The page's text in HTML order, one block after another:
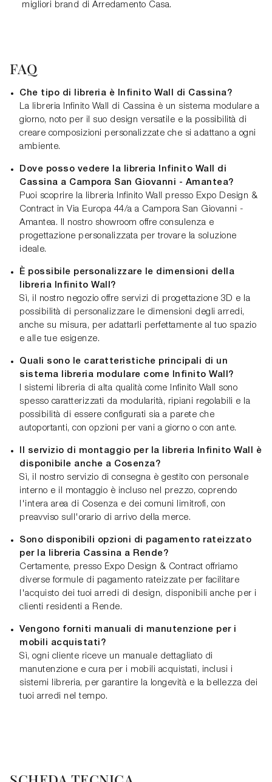
migliori brand di Arredamento Casa.
FAQ
Che tipo di libreria è Infinito Wall di Cassina?
La libreria Infinito Wall di Cassina è un sistema modulare a
giorno, noto per il suo design versatile e la possibilità di
creare composizioni personalizzate che si adattano a ogni
ambiente.
Dove posso vedere la libreria Infinito Wall di
Cassina a Campora San Giovanni - Amantea?
Puoi scoprire la libreria Infinito Wall presso Expo Design &
Contract in Via Europa 44/a a Campora San Giovanni -
Amantea. Il nostro showroom offre consulenza e
progettazione personalizzata per trovare la soluzione
ideale.
È possibile personalizzare le dimensioni della
libreria Infinito Wall?
Sì, il nostro negozio offre servizi di progettazione 3D e la
possibilità di personalizzare le dimensioni degli arredi,
anche su misura, per adattarli perfettamente al tuo spazio
e alle tue esigenze.
Quali sono le caratteristiche principali di un
sistema libreria modulare come Infinito Wall?
I sistemi libreria di alta qualità come Infinito Wall sono
spesso caratterizzati da modularità, ripiani regolabili e la
possibilità di essere configurati sia a parete che
autoportanti, con opzioni per vani a giorno o con ante.
Il servizio di montaggio per la libreria Infinito Wall è
disponibile anche a Cosenza?
Sì, il nostro servizio di consegna è gestito con personale
interno e il montaggio è incluso nel prezzo, coprendo
l'intera area di Cosenza e dei comuni limitrofi, con
preavviso sull'orario di arrivo della merce.
Sono disponibili opzioni di pagamento rateizzato
per la libreria Cassina a Rende?
Certamente, presso Expo Design & Contract offriamo
diverse formule di pagamento rateizzate per facilitare
l'acquisto dei tuoi arredi di design, disponibili anche per i
clienti residenti a Rende.
Vengono forniti manuali di manutenzione per i
mobili acquistati?
Sì, ogni cliente riceve un manuale dettagliato di
manutenzione e cura per i mobili acquistati, inclusi i
sistemi libreria, per garantire la longevità e la bellezza dei
tuoi arredi nel tempo.